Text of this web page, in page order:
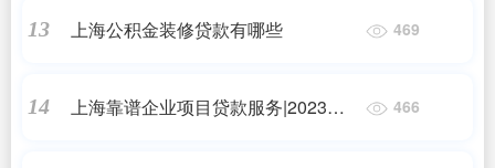
13 上海公积金装修贷款有哪些 469
14
上海靠谱企业项目贷款服务|2023年
466